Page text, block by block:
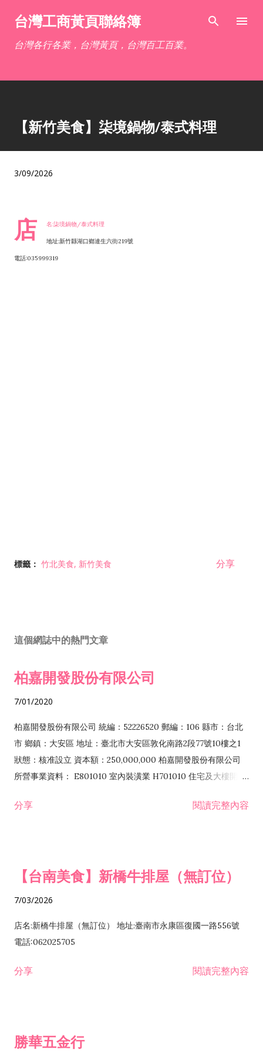
跳到主要內容
台灣工商黃頁聯絡簿
台灣各行各業，台灣黃頁，台灣百工百業。
【新竹美食】柒境鍋物/泰式料理
3/09/2026
店 名:柒境鍋物/泰式料理
地址:新竹縣湖口鄉達生六街219號
電話:035999319
標籤： 竹北美食 新竹美食 分享
這個網誌中的熱門文章
柏嘉開發股份有限公司
7/01/2020
柏嘉開發股份有限公司 統編：52226520 郵編：106 縣市：台北
市 鄉鎮：大安區 地址：臺北市大安區敦化南路2段77號10樓之1
狀態：核准設立 資本額：250,000,000 柏嘉開發股份有限公司
所營事業資料： E801010 室內裝潢業 H701010 住宅及大樓開發
發業 H703090 不動產買賣業 H703100 不動產租賃業 I503010
分享 閱讀完整內容
【台南美食】新橋牛排屋（無訂位）
7/03/2026
店名:新橋牛排屋（無訂位） 地址:臺南市永康區復國一路556號
電話:062025705
分享 閱讀完整內容
勝華五金行